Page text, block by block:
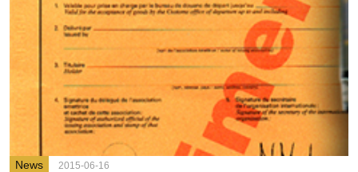
News 2015-06-16